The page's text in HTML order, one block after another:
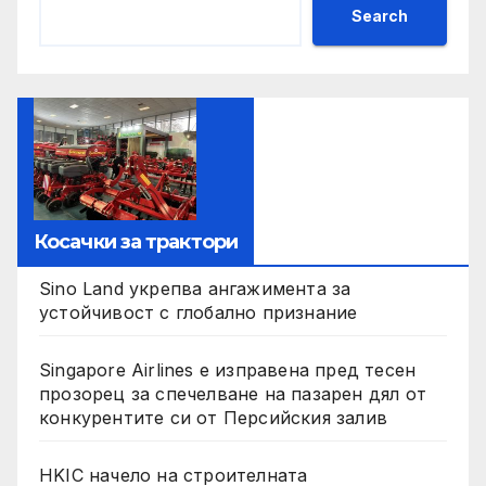
Search
Косачки за трактори
Sino Land укрепва ангажимента за
устойчивост с глобално признание
Singapore Airlines е изправена пред тесен
прозорец за спечелване на пазарен дял от
конкурентите си от Персийския залив
HKIC начело на строителната